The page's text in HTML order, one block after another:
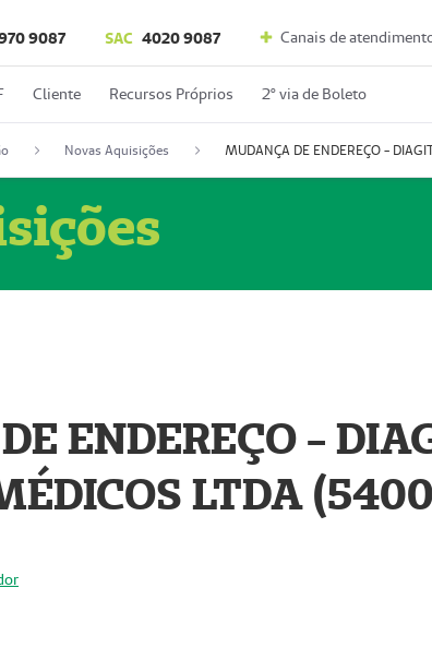
9087 SAC 4020 9087 Canais de
Cliente Recursos Próprios 2º via de Boleto
Novas Aquisições
ENDEREÇO -
LTDA